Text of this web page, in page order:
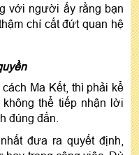
với người ấy rằng bạn
chí cắt đứt quan hệ
Ma Kết, thì phải kể
thể tiếp nhận lời
đúng đắn.
đưa ra quyết định,